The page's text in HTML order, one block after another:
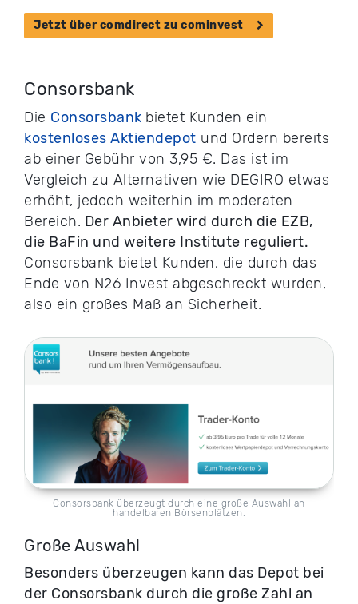
Jetzt über comdirect zu cominvest
Consorsbank
Die Consorsbank bietet Kunden ein
kostenloses Aktiendepot und Ordern bereits
ab einer Gebühr von 3,95 €. Das ist im
Vergleich zu Alternativen wie DEGIRO etwas
erhöht, jedoch weiterhin im moderaten
Bereich. Der Anbieter wird durch die EZB,
die BaFin und weitere Institute reguliert.
Consorsbank bietet Kunden, die durch das
Ende von N26 Invest abgeschreckt wurden,
also ein großes Maß an Sicherheit.
Consorsbank überzeugt durch eine große Auswahl an
handelbaren Börsenplätzen.
Große Auswahl
Besonders überzeugen kann das Depot bei
der Consorsbank durch die große Zahl an